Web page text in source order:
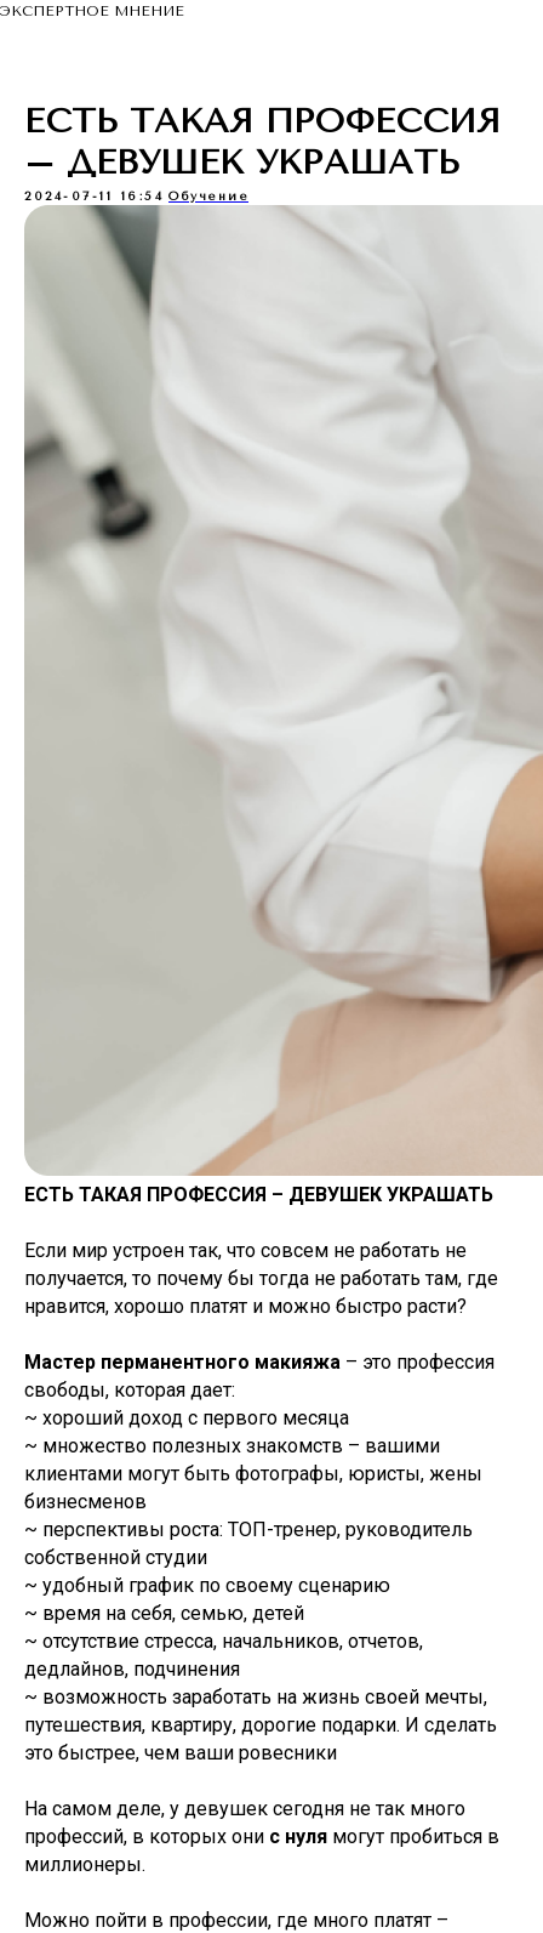
ЭКСПЕРТНОЕ МНЕНИЕ
ЕСТЬ ТАКАЯ ПРОФЕССИЯ
– ДЕВУШЕК УКРАШАТЬ
2024-07-11 16:54 Обучение
ЕСТЬ ТАКАЯ ПРОФЕССИЯ – ДЕВУШЕК УКРАШАТЬ
Если мир устроен так, что совсем не работать не
получается, то почему бы тогда не работать там, где
нравится, хорошо платят и можно быстро расти?
Мастер перманентного макияжа – это профессия
свободы, которая дает:
~ хороший доход с первого месяца
~ множество полезных знакомств – вашими
клиентами могут быть фотографы, юристы, жены
бизнесменов
~ перспективы роста: ТОП-тренер, руководитель
собственной студии
~ удобный график по своему сценарию
~ время на себя, семью, детей
~ отсутствие стресса, начальников, отчетов,
дедлайнов, подчинения
~ возможность заработать на жизнь своей мечты,
путешествия, квартиру, дорогие подарки. И сделать
это быстрее, чем ваши ровесники
На самом деле, у девушек сегодня не так много
профессий, в которых они с нуля могут пробиться в
миллионеры.
Можно пойти в профессии, где много платят –